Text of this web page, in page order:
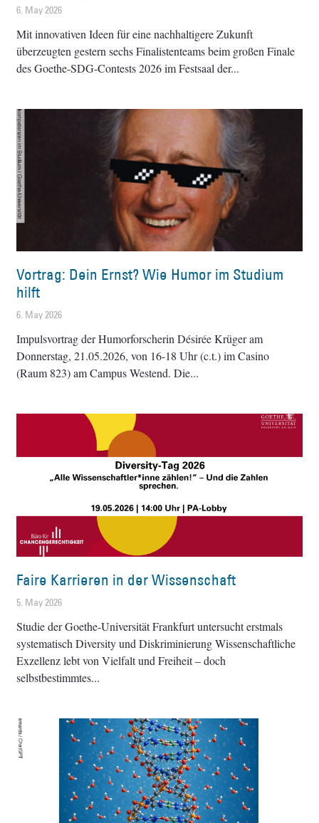
6. May 2026
Mit innovativen Ideen für eine nachhaltigere Zukunft
überzeugten gestern sechs Finalistenteams beim großen Finale
des Goethe-SDG-Contests 2026 im Festsaal der
Vortrag: Dein Ernst? Wie Humor im Studium
hilft
6. May 2026
Impulsvortrag der Humorforscherin Désirée Krüger am
Donnerstag, 21.05.2026, von 16-18 Uhr (c.t.) im Casino
(Raum 823) am Campus Westend. Die
Faire Karrieren in der Wissenschaft
5. May 2026
Studie der Goethe-Universität Frankfurt untersucht erstmals
systematisch Diversity und Diskriminierung Wissenschaftliche
Exzellenz lebt von Vielfalt und Freiheit – doch
selbstbestimmtes